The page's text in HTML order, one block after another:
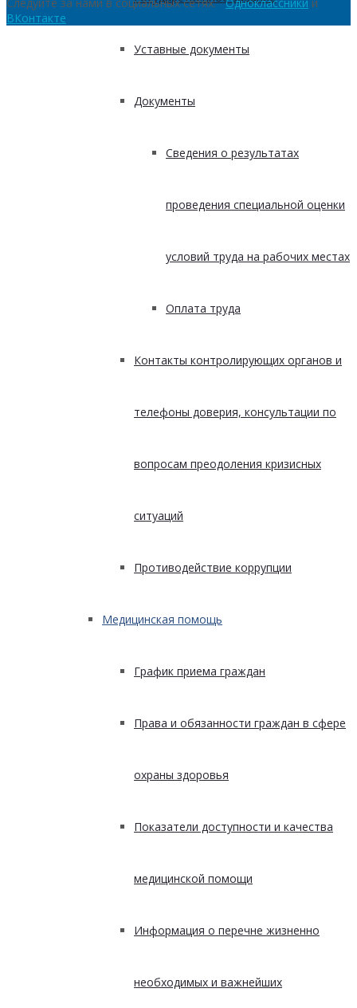
Уставные документы
Документы
Сведения о результатах
проведения специальной оценки
условий труда на рабочих местах
Оплата труда
Контакты контролирующих органов и
телефоны доверия, консультации по
вопросам преодоления кризисных
ситуаций
Противодействие коррупции
Медицинская помощь
График приема граждан
Права и обязанности граждан в сфере
охраны здоровья
Показатели доступности и качества
медицинской помощи
Информация о перечне жизненно
необходимых и важнейших
Следуйте за нами в социальных сетях:Одноклассники и
ВКонтакте